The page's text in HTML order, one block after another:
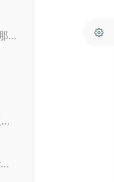
kali下androidshell那些事
浅谈Fluxion最新版无线钓鱼遇到的问题
typecho将Gravatar头像改为QQ头像